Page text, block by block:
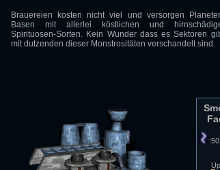
Brauereien kosten nicht viel und versorgen
Basen mit allerlei köstlichen und
Spirituosen-Sorten. Kein Wunder dass es Sektoren
mit dutzenden dieser Monstrositäten verschandelt sind.